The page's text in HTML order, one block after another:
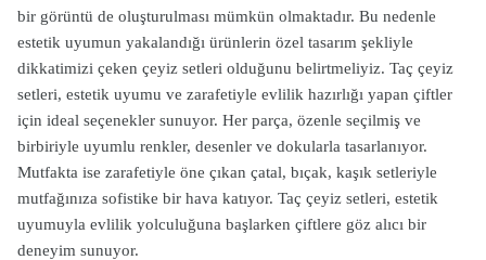
bir görüntü de oluşturulması mümkün olmaktadır. Bu nedenle
estetik uyumun yakalandığı ürünlerin özel tasarım şekliyle
dikkatimizi çeken çeyiz setleri olduğunu belirtmeliyiz. Taç çeyiz
setleri, estetik uyumu ve zarafetiyle evlilik hazırlığı yapan çiftler
için ideal seçenekler sunuyor. Her parça, özenle seçilmiş ve
birbiriyle uyumlu renkler, desenler ve dokularla tasarlanıyor.
Mutfakta ise zarafetiyle öne çıkan çatal, bıçak, kaşık setleriyle
mutfağınıza sofistike bir hava katıyor. Taç çeyiz setleri, estetik
uyumuyla evlilik yolculuğuna başlarken çiftlere göz alıcı bir
deneyim sunuyor.